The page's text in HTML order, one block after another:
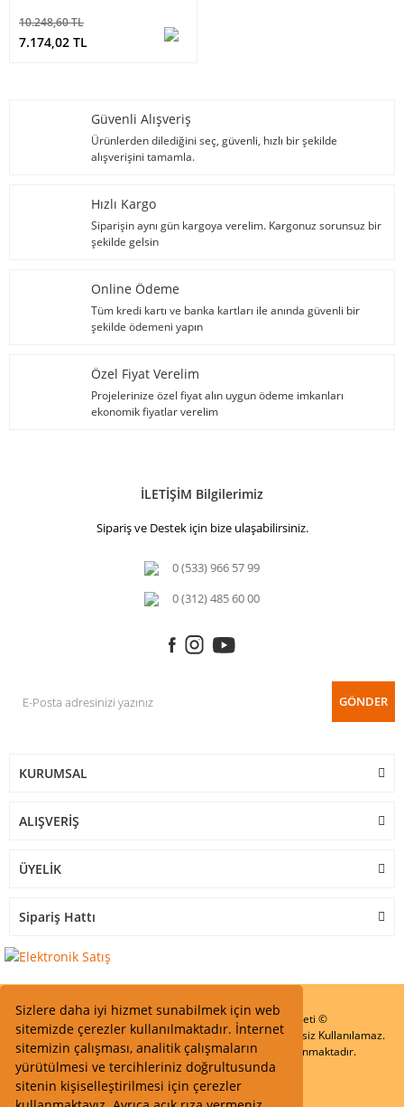
Sizlere daha iyi hizmet sunabilmek için web
sitemizde çerezler kullanılmaktadır. İnternet
sitemizin çalışması, analitik çalışmaların
yürütülmesi ve tercihleriniz doğrultusunda
sitenin kişiselleştirilmesi için çerezler
10.248,60 TL
7.174,02 TL
Güvenli Alışveriş
Ürünlerden dilediğini seç, güvenli, hızlı bir şekilde
alışverişini tamamla.
Hızlı Kargo
Siparişin aynı gün kargoya verelim. Kargonuz sorunsuz bir
şekilde gelsin
Online Ödeme
Tüm kredi kartı ve banka kartları ile anında güvenli bir
şekilde ödemeni yapın
Özel Fiyat Verelim
Projelerinize özel fiyat alın uygun ödeme imkanları
ekonomik fiyatlar verelim
İLETİŞİM Bilgilerimiz
Sipariş ve Destek için bize ulaşabilirsiniz.
0 (533) 966 57 99
0 (312) 485 60 00
GÖNDER
KURUMSAL
ALIŞVERİŞ
ÜYELİK
Sipariş Hattı
Start Elektronik Sanayi ve Ticaret Limited Şirketi ©
Resimler Yazılar ve İçeriklerin Tüm hakları saklıdır ve İzinsiz Kullanılamaz.
Kredi kartı bilgileriniz 256bit SSL Sertifikası ile Korunmaktadır.